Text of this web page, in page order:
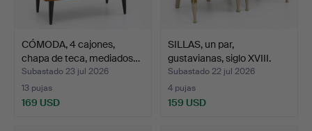
CÓMODA, 4 cajones,
chapa de teca, mediados…
Subastado 23 jul 2026
13 pujas
169 USD
SILLAS, un par,
gustavianas, siglo XVIII.
Subastado 22 jul 2026
4 pujas
159 USD